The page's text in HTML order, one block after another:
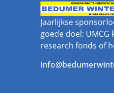
Jaarlijkse
goede doel: UMCG
research fonds of